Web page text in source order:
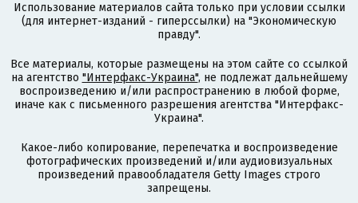
Использование материалов сайта только при условии ссылки
(для интернет-изданий - гиперссылки) на "Экономическую
правду".
Все материалы, которые размещены на этом сайте со ссылкой
на агентство "Интерфакс-Украина", не подлежат дальнейшему
воспроизведению и/или распространению в любой форме,
иначе как с письменного разрешения агентства "Интерфакс-
Украина".
Какое-либо копирование, перепечатка и воспроизведение
фотографических произведений и/или аудиовизуальных
произведений правообладателя Getty Images строго
запрещены.